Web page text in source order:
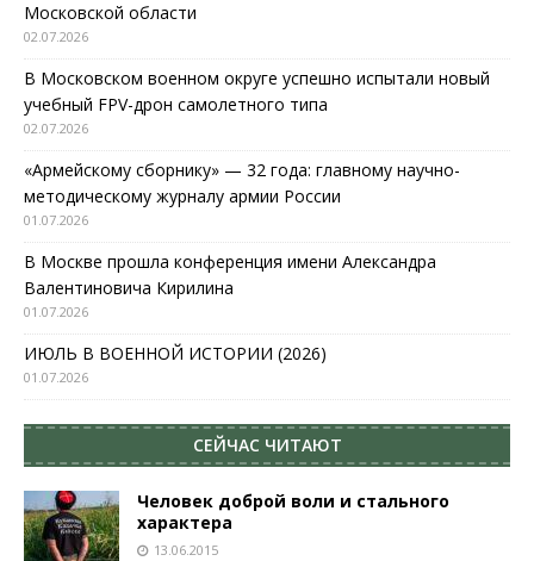
Московской области
02.07.2026
В Московском военном округе успешно испытали новый
учебный FPV-дрон самолетного типа
02.07.2026
«Армейскому сборнику» — 32 года: главному научно-
методическому журналу армии России
01.07.2026
В Москве прошла конференция имени Александра
Валентиновича Кирилина
01.07.2026
ИЮЛЬ В ВОЕННОЙ ИСТОРИИ (2026)
01.07.2026
СЕЙЧАС ЧИТАЮТ
Человек доброй воли и стального
характера
13.06.2015